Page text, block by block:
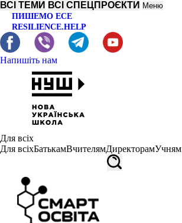
ВСІ ТЕМИ ВСІ СПЕЦПРОЄКТИ Меню
ПИШЕМО ЕСЕ
RESILIENCE.HELP
Напишіть нам
Для всіх
Для всіхБатькамВчителямДиректорамУчням